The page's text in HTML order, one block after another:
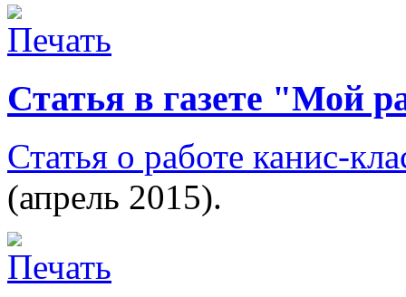
Статья в газете "Мой
Статья о работе канис-
(апрель 2015).